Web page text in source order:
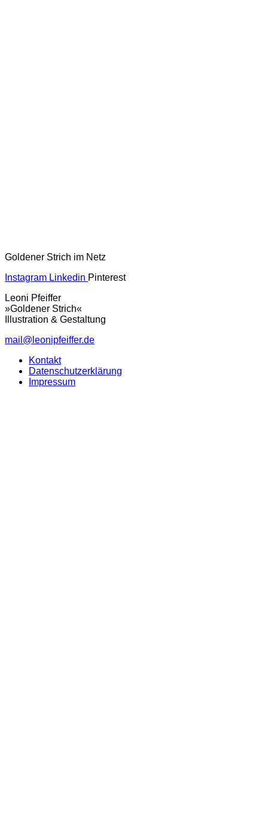
Goldener Strich im Netz
Instagram Linkedin Pinterest
Leoni Pfeiffer
»Goldener Strich«
Illustration & Gestaltung
mail@leonipfeiffer.de
Kontakt
Datenschutzerklärung
Impressum